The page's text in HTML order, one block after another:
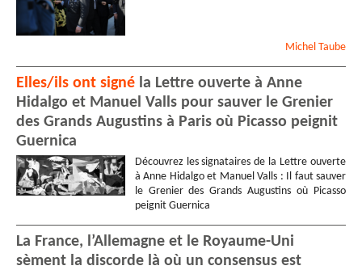
Michel Taube
Elles/ils ont signé la Lettre ouverte à Anne
Hidalgo et Manuel Valls pour sauver le Grenier
des Grands Augustins à Paris où Picasso peignit
Guernica
Découvrez les signataires de la Lettre ouverte
à Anne Hidalgo et Manuel Valls : Il faut sauver
le Grenier des Grands Augustins où Picasso
peignit Guernica
La France, l’Allemagne et le Royaume-Uni
sèment la discorde là où un consensus est